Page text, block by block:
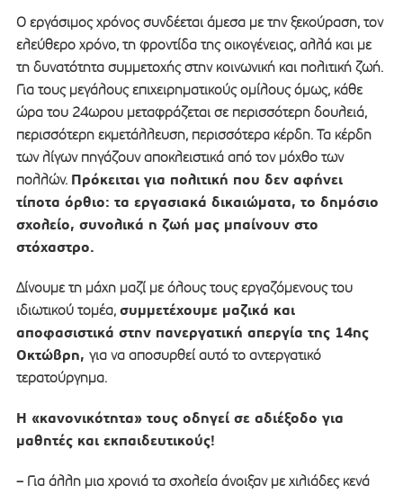
Ο εργάσιμος χρόνος συνδέεται άμεσα με την ξεκούραση, τον
ελεύθερο χρόνο, τη φροντίδα της οικογένειας, αλλά και με
τη δυνατότητα συμμετοχής στην κοινωνική και πολιτική ζωή.
Για τους μεγάλους επιχειρηματικούς ομίλους όμως, κάθε
ώρα του 24ωρου μεταφράζεται σε περισσότερη δουλειά,
περισσότερη εκμετάλλευση, περισσότερα κέρδη. Τα κέρδη
των λίγων πηγάζουν αποκλειστικά από τον μόχθο των
πολλών. Πρόκειται για πολιτική που δεν αφήνει
τίποτα όρθιο: τα εργασιακά δικαιώματα, το δημόσιο
σχολείο, συνολικά η ζωή μας μπαίνουν στο
στόχαστρο.
Δίνουμε τη μάχη μαζί με όλους τους εργαζόμενους του
ιδιωτικού τομέα, συμμετέχουμε μαζικά και
αποφασιστικά στην πανεργατική απεργία της 14ης
Οκτώβρη, για να αποσυρθεί αυτό το αντεργατικό
τερατούργημα.
Η «κανονικότητα» τους οδηγεί σε αδιέξοδο για
μαθητές και εκπαιδευτικούς!
– Για άλλη μια χρονιά τα σχολεία άνοιξαν με χιλιάδες κενά